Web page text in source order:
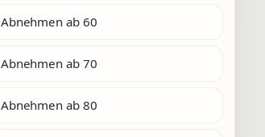
Abnehmen ab 60
Abnehmen ab 70
Abnehmen ab 80